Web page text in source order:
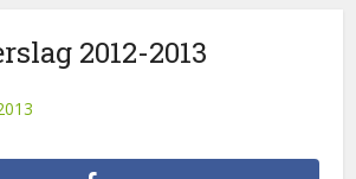
2012-2013